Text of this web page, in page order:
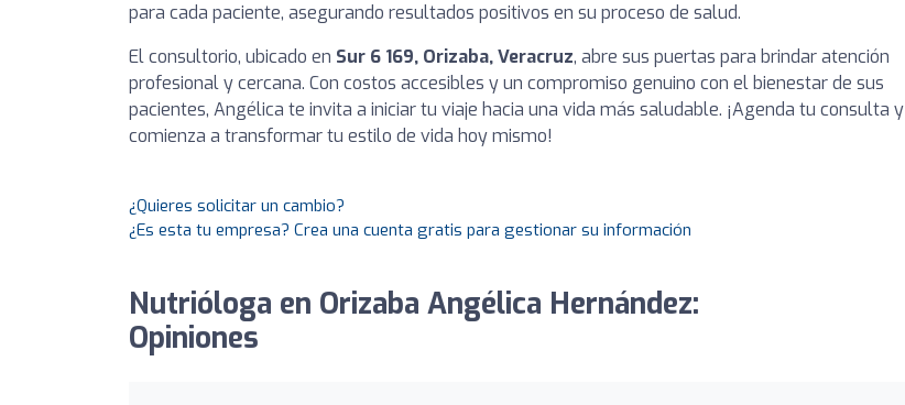
para cada paciente, asegurando resultados positivos en su proceso de salud.
El consultorio, ubicado en Sur 6 169, Orizaba, Veracruz, abre sus puertas para brindar atención
profesional y cercana. Con costos accesibles y un compromiso genuino con el bienestar de sus
pacientes, Angélica te invita a iniciar tu viaje hacia una vida más saludable. ¡Agenda tu consulta y
comienza a transformar tu estilo de vida hoy mismo!
¿Quieres solicitar un cambio?
¿Es esta tu empresa? Crea una cuenta gratis para gestionar su información
Nutrióloga en Orizaba Angélica Hernández:
Opiniones